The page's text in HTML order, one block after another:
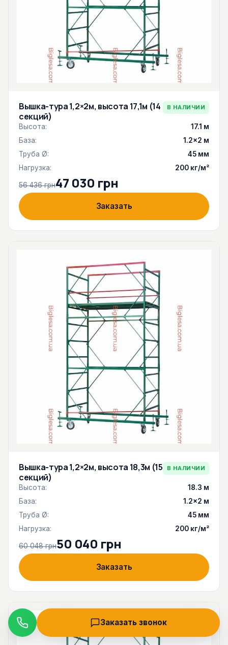
Вышка-тура 1,2×2м, высота 17,1м (14
секций)
В НАЛИЧИИ
Высота:
17.1 м
База:
1.2×2 м
Труба Ø:
45 мм
Нагрузка:
200 кг/м²
56 436 грн47 030 грн
Заказать
Вышка-тура 1,2×2м, высота 18,3м (15
секций)
В НАЛИЧИИ
Высота:
18.3 м
База:
1.2×2 м
Труба Ø:
45 мм
Нагрузка:
200 кг/м²
60 048 грн50 040 грн
Заказать
Звонок
Заказать звонок